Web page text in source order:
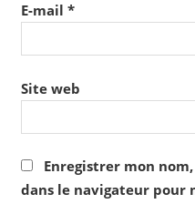
E-mail *
Site web
Enregistrer mon
dans le navigateur pour